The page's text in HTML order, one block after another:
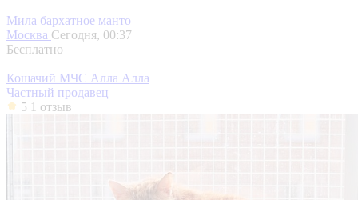
Мила бархатное манто
Москва Сегодня, 00:37
Бесплатно
Кошачий МЧС Алла Алла
Частный продавец
5 1 отзыв